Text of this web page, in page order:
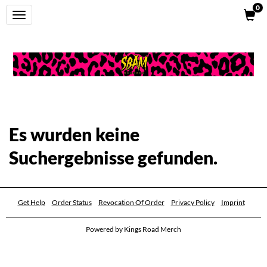
Toggle
navigation
0
FILTER
BY
Category:
Unisex
Women
XS
Es wurden keine
Suchergebnisse gefunden.
Get Help Order Status Revocation Of Order Privacy Policy Imprint
Powered by Kings Road Merch